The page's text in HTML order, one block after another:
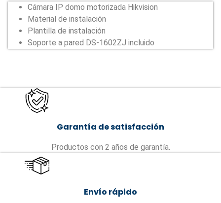
Cámara IP domo motorizada Hikvision
Material de instalación
Plantilla de instalación
Soporte a pared DS-1602ZJ incluido
Garantía de satisfacción
Productos con 2 años de garantía.
Envío rápido